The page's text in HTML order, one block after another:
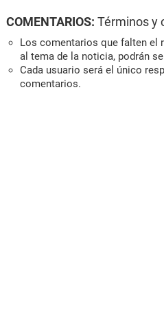
COMENTARIOS: Términos y
Los comentarios que falten el
al tema de la noticia, podrán
Cada usuario será el único
comentarios.